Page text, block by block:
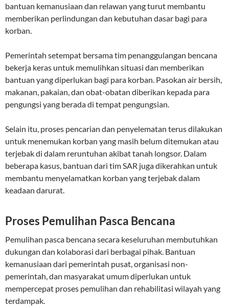
bantuan kemanusiaan dan relawan yang turut membantu
memberikan perlindungan dan kebutuhan dasar bagi para
korban.
Pemerintah setempat bersama tim penanggulangan bencana
bekerja keras untuk memulihkan situasi dan memberikan
bantuan yang diperlukan bagi para korban. Pasokan air bersih,
makanan, pakaian, dan obat-obatan diberikan kepada para
pengungsi yang berada di tempat pengungsian.
Selain itu, proses pencarian dan penyelematan terus dilakukan
untuk menemukan korban yang masih belum ditemukan atau
terjebak di dalam reruntuhan akibat tanah longsor. Dalam
beberapa kasus, bantuan dari tim SAR juga dikerahkan untuk
membantu menyelamatkan korban yang terjebak dalam
keadaan darurat.
Proses Pemulihan Pasca Bencana
Pemulihan pasca bencana secara keseluruhan membutuhkan
dukungan dan kolaborasi dari berbagai pihak. Bantuan
kemanusiaan dari pemerintah pusat, organisasi non-
pemerintah, dan masyarakat umum diperlukan untuk
mempercepat proses pemulihan dan rehabilitasi wilayah yang
terdampak.